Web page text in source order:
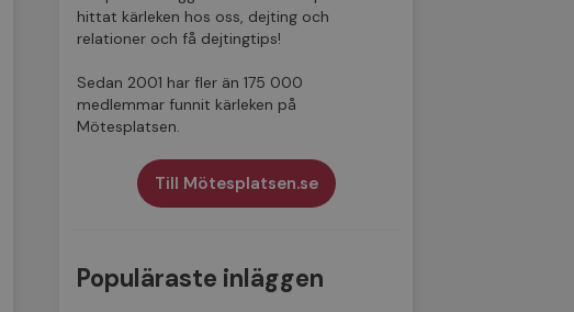
hittat kärleken hos oss, dejting och
relationer och få dejtingtips!
Sedan 2001 har fler än 175 000
medlemmar funnit kärleken på
Mötesplatsen.
Till Mötesplatsen.se
Populäraste inläggen